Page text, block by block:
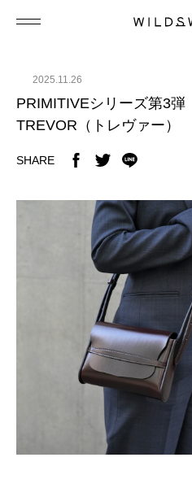
2025.11.26
PRIMITIVEシリーズ第3
TREVOR（トレヴァー）
SHARE